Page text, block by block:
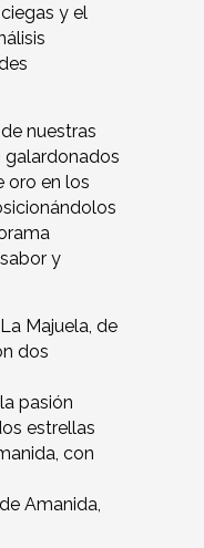
y el
nuestras
galardonados
oro en los
y
Majuela, de
dos
pasión
estrellas
con
Amanida,